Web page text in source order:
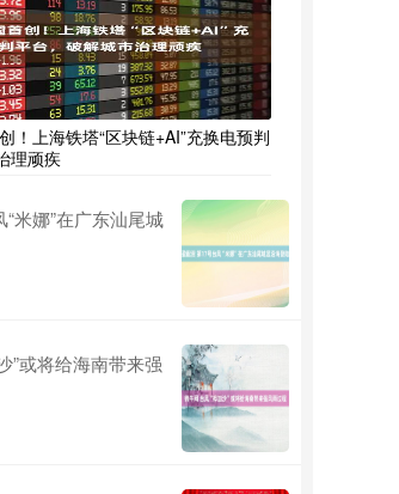
！上海铁塔“区块链+AI”充换电预判
理顽疾
米娜”在广东汕尾城
”或将给海南带来强